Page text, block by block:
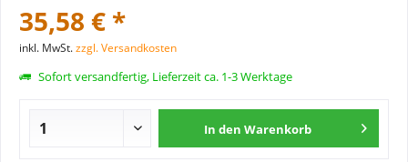
35,58 € *
inkl. MwSt.zzgl. Versandkosten
Sofort versandfertig, Lieferzeit ca. 1-3 Werktage
In den Warenkorb